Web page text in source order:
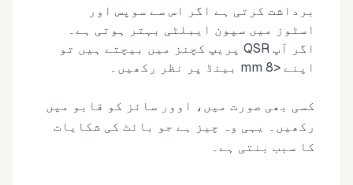
برداشت کرتی ہے اگر اس سے سوپس اور
اسٹوز میں سپون ایبلٹی بہتر ہوتی ہے۔
اگر آپ QSR پریپ کچنز میں بیچتے ہیں تو
اپنے <8 mm بینڈ پر نظر رکھیں۔
کسی بھی صورت میں، اوور سائز کو قابو میں
رکھیں۔ یہی وہ چیز ہے جو بائٹ کی شکایات
کا سبب بنتی ہے۔